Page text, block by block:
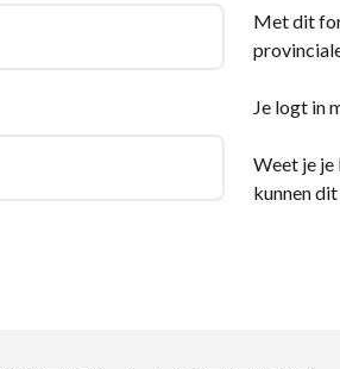
Met dit
Je logt in
Weet je je
kunnen